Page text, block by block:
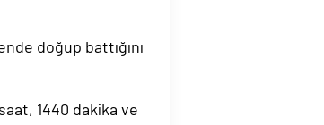
doğup battığını
1440 dakika ve